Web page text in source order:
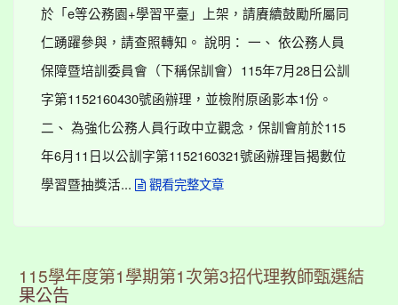
於「e等公務園+學習平臺」上架，請賡續鼓勵所屬同
仁踴躍參與，請查照轉知。 說明： 一、 依公務人員
保障暨培訓委員會（下稱保訓會）115年7月28日公訓
字第1152160430號函辦理，並檢附原函影本1份。
二、 為強化公務人員行政中立觀念，保訓會前於115
年6月11日以公訓字第1152160321號函辦理旨揭數位
學習暨抽獎活...
觀看完整文章
115學年度第1學期第1次第3招代理教師甄選結
果公告